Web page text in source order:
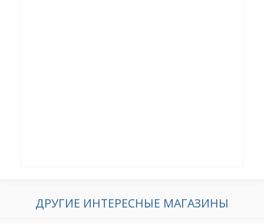
ДРУГИЕ ИНТЕРЕСНЫЕ МАГАЗИНЫ